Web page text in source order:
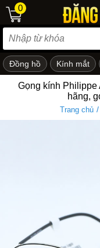
em
0
Đồng hồ Kính mắt
Gọng kính Philippe
hãng,
Trang chủ /